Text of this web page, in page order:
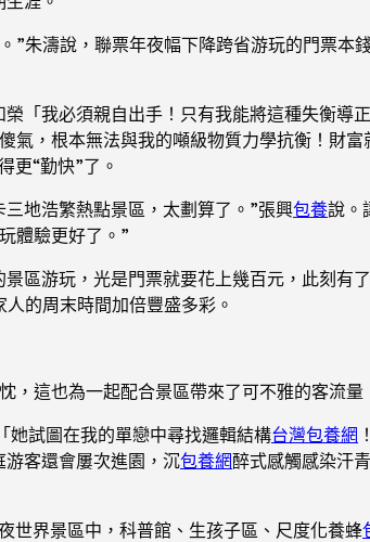
朱濤說，聯票年夜幅下降跨省游玩的門票本
榮「我必須親自出手！只有我能將這種失衡導
氣，根本無法與我的噸級物質力學抗衡！財
更“勤快”了。
地浩繁熱點景區，太劃算了。”張興包養說。
體驗更好了。”
區游玩，光是門票就要花上幾百元，此刻有
的周末時間加倍豐盛多彩。
這也為一起配合景區帶來了可不雅的客流量
她試圖在我的單戀中尋找邏輯結構台灣包養網
客還會屢次進園，沉包養網醉式感觸感染汗
世界景區中，科普館、生孩子區、尺度化養蜂